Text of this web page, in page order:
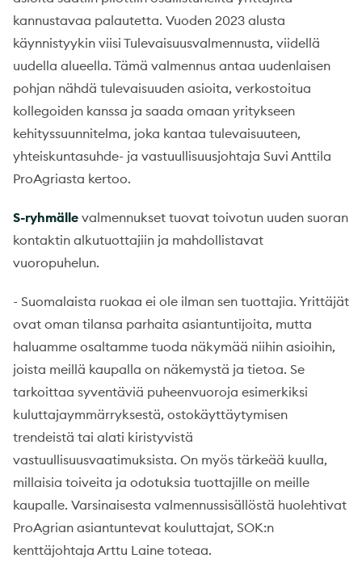
kannustavaa palautetta. Vuoden 2023 alusta
käynnistyykin viisi Tulevaisuusvalmennusta, viidellä
uudella alueella. Tämä valmennus antaa uudenlaisen
pohjan nähdä tulevaisuuden asioita, verkostoitua
kollegoiden kanssa ja saada omaan yritykseen
kehityssuunnitelma, joka kantaa tulevaisuuteen,
yhteiskuntasuhde- ja vastuullisuusjohtaja Suvi Anttila
ProAgriasta kertoo.
S-ryhmälle valmennukset tuovat toivotun uuden suoran
kontaktin alkutuottajiin ja mahdollistavat
vuoropuhelun.
- Suomalaista ruokaa ei ole ilman sen tuottajia. Yrittäjät
ovat oman tilansa parhaita asiantuntijoita, mutta
haluamme osaltamme tuoda näkymää niihin asioihin,
joista meillä kaupalla on näkemystä ja tietoa. Se
tarkoittaa syventäviä puheenvuoroja esimerkiksi
kuluttajaymmärryksestä, ostokäyttäytymisen
trendeistä tai alati kiristyvistä
vastuullisuusvaatimuksista. On myös tärkeää kuulla,
millaisia toiveita ja odotuksia tuottajille on meille
kaupalle. Varsinaisesta valmennussisällöstä huolehtivat
ProAgrian asiantuntevat kouluttajat, SOK:n
kenttäjohtaja Arttu Laine toteaa.